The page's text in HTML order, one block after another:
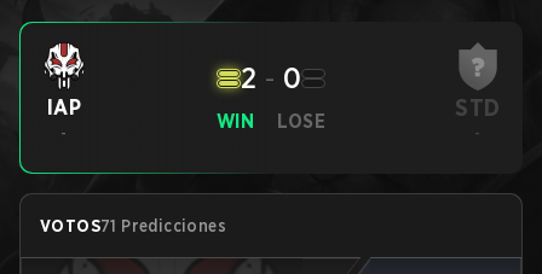
IAP
-
WIN
2 - 0
LOSE STD
-
VOTOS71 Predicciones